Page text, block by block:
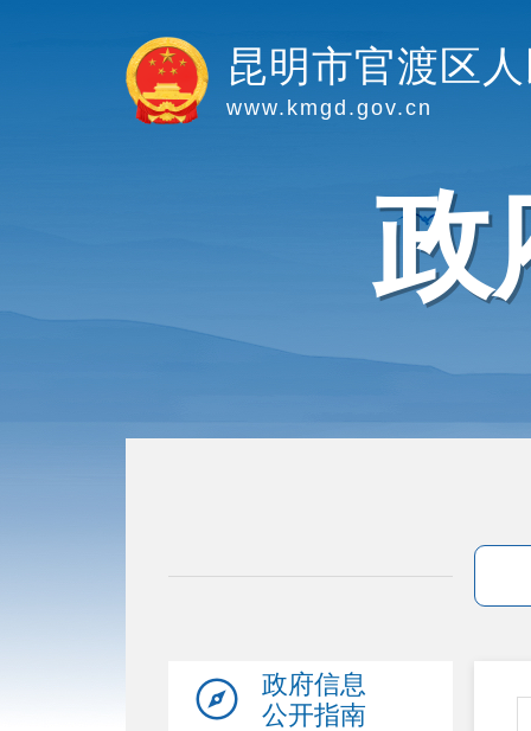
昆明市官渡区
www.kmgd.gov.cn
政
政府信息
公开指南